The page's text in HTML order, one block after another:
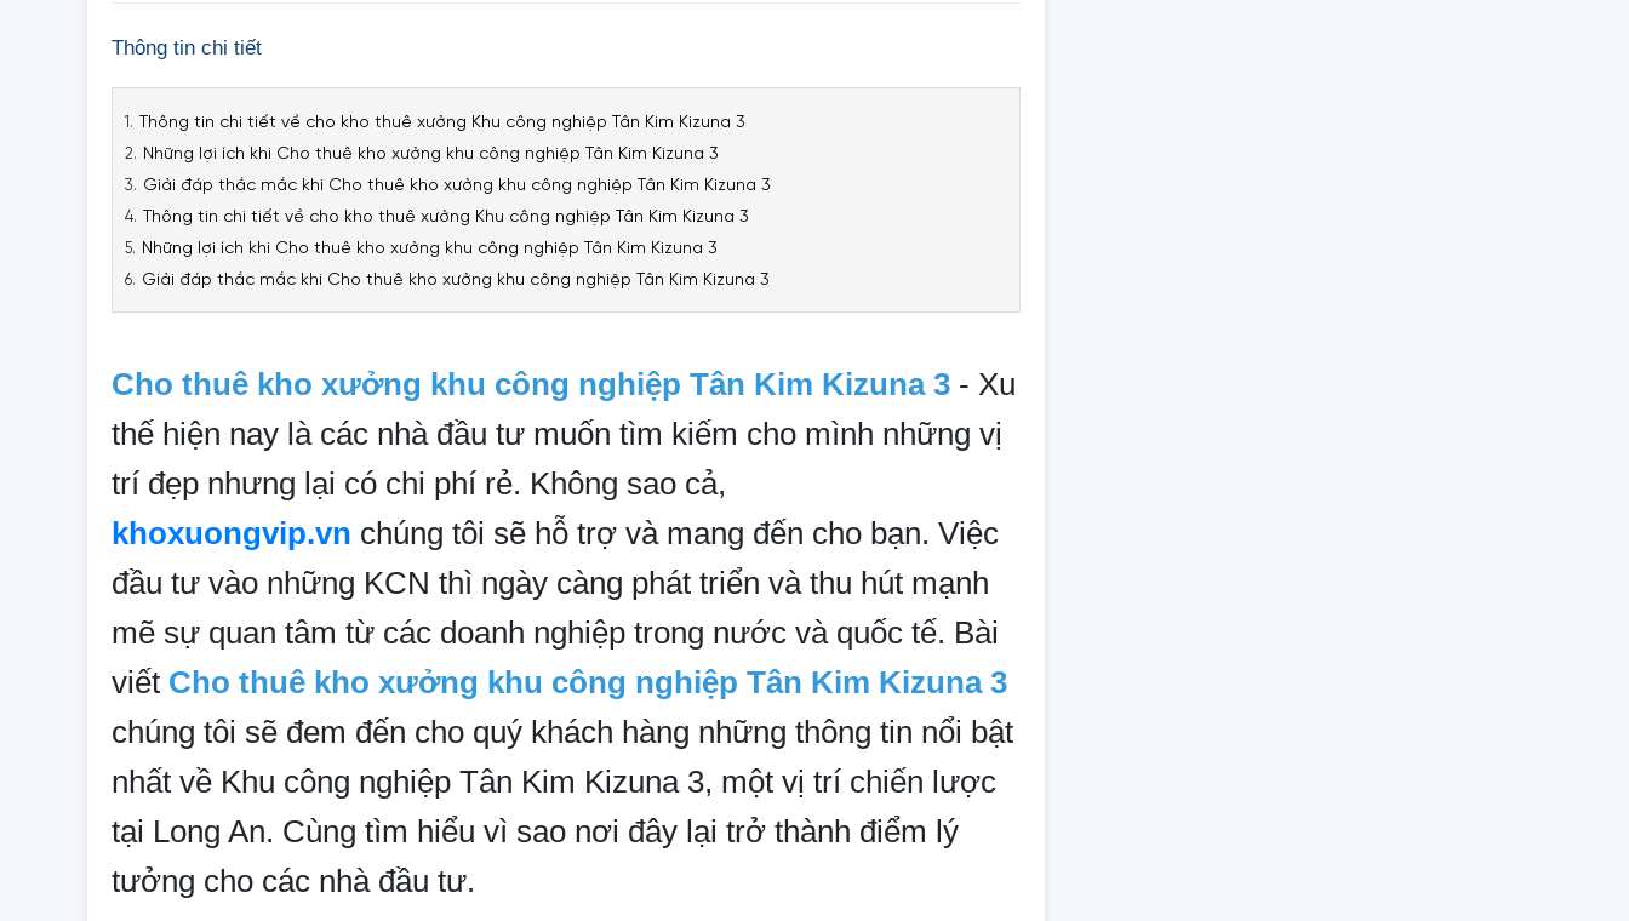
Thông tin chi tiết
Thông tin chi tiết về cho kho thuê xưởng Khu công nghiệp Tân Kim Kizuna 3
Những lợi ích khi Cho thuê kho xưởng khu công nghiệp Tân Kim Kizuna 3
Giải đáp thắc mắc khi Cho thuê kho xưởng khu công nghiệp Tân Kim Kizuna 3
Thông tin chi tiết về cho kho thuê xưởng Khu công nghiệp Tân Kim Kizuna 3
Những lợi ích khi Cho thuê kho xưởng khu công nghiệp Tân Kim Kizuna 3
Giải đáp thắc mắc khi Cho thuê kho xưởng khu công nghiệp Tân Kim Kizuna 3
Cho thuê kho xưởng khu công nghiệp Tân Kim Kizuna 3 - Xu
thế hiện nay là các nhà đầu tư muốn tìm kiếm cho mình những vị
trí đẹp nhưng lại có chi phí rẻ. Không sao cả,
khoxuongvip.vn chúng tôi sẽ hỗ trợ và mang đến cho bạn. Việc
đầu tư vào những KCN thì ngày càng phát triển và thu hút mạnh
mẽ sự quan tâm từ các doanh nghiệp trong nước và quốc tế. Bài
viết Cho thuê kho xưởng khu công nghiệp Tân Kim Kizuna 3
chúng tôi sẽ đem đến cho quý khách hàng những thông tin nổi bật
nhất về Khu công nghiệp Tân Kim Kizuna 3, một vị trí chiến lược
tại Long An. Cùng tìm hiểu vì sao nơi đây lại trở thành điểm lý
tưởng cho các nhà đầu tư.